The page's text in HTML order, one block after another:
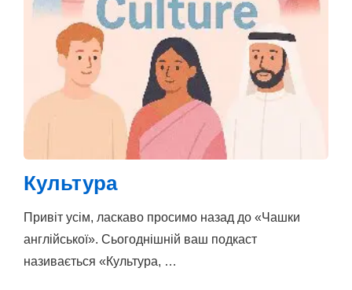
Культура
Привіт усім, ласкаво просимо назад до «Чашки
англійської». Сьогоднішній ваш подкаст
називається «Культура, …